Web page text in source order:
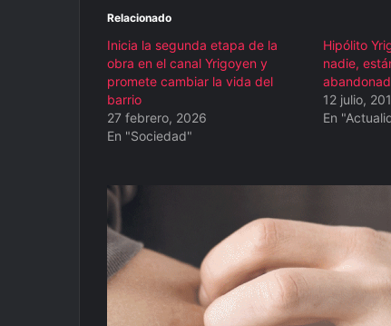
Relacionado
Inicia la segunda etapa de la
obra en el canal Yrigoyen y
promete cambiar la vida del
barrio
27 febrero, 2026
En "Sociedad"
Hipólito
nadie,
12 julio,
En